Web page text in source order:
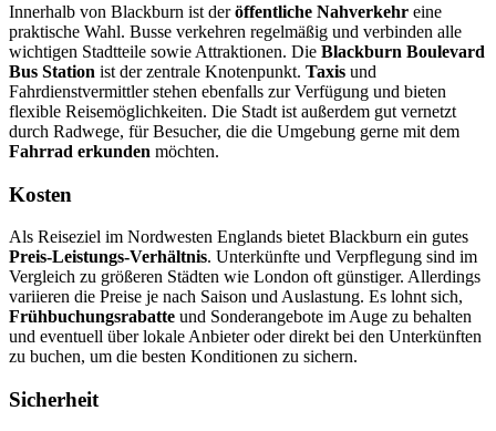
Innerhalb von Blackburn ist deröffentliche Nahverkehr eine
praktische Wahl. Busse verkehren regelmäßig und verbinden alle
wichtigen Stadtteile sowie Attraktionen. Die Blackburn Boulevard
Bus Station ist der zentrale Knotenpunkt. Taxis und
Fahrdienstvermittler stehen ebenfalls zur Verfügung und bieten
flexible Reisemöglichkeiten. Die Stadt ist außerdem gut vernetzt
durch Radwege, für Besucher, die die Umgebung gerne mit dem
Fahrrad erkunden möchten.
Kosten
Als Reiseziel im Nordwesten Englands bietet Blackburn ein gutes
Preis-Leistungs-Verhältnis. Unterkünfte und Verpflegung sind im
Vergleich zu größeren Städten wie London oft günstiger. Allerdings
variieren die Preise je nach Saison und Auslastung. Es lohnt sich,
Frühbuchungsrabatte und Sonderangebote im Auge zu behalten
und eventuell über lokale Anbieter oder direkt bei den Unterkünften
zu buchen, um die besten Konditionen zu sichern.
Sicherheit